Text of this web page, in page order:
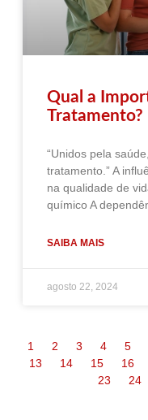
Qual a
Tratamento?
“Unidos pela
tratamento.” A
na qualidade de
químico A
SAIBA MAIS
agosto 22, 2024
1 2 3 4 5
13
14 15 16
23
24